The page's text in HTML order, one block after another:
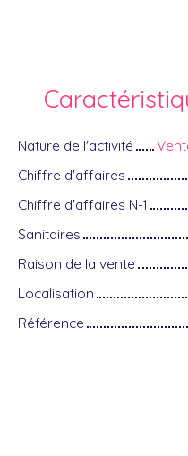
Nature de l'activité
Chiffre d'affaires
Chiffre d'affaires N-1
Sanitaires
Raison de la vente
Localisation
Référence